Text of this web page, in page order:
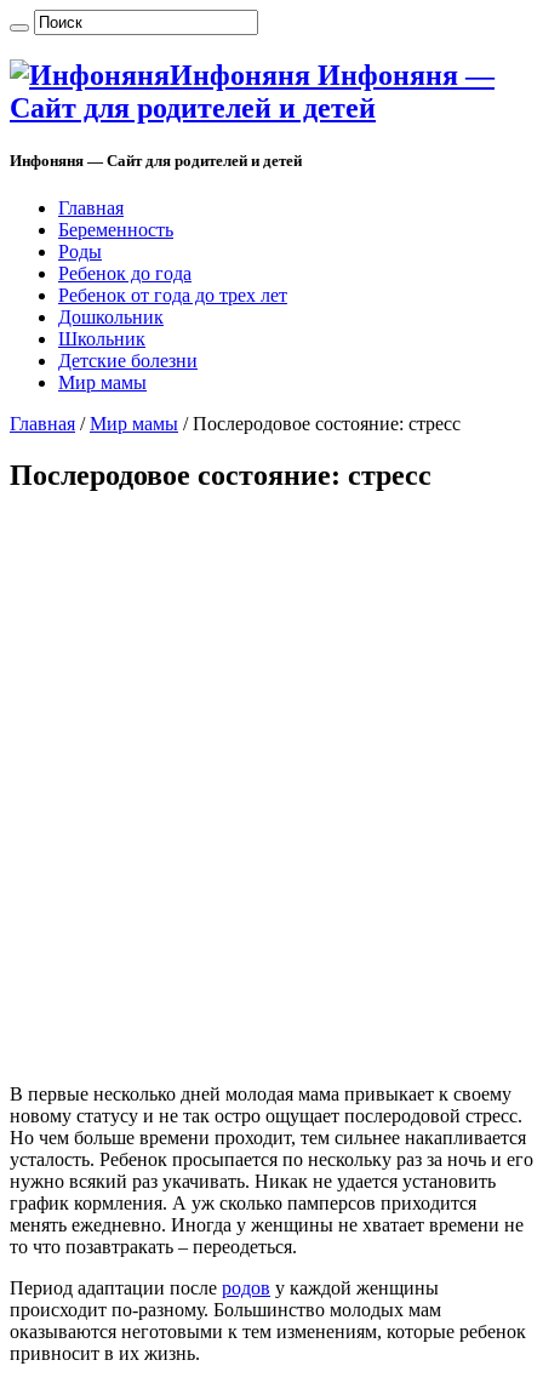
Инфоняня Инфоняня —
Сайт для родителей и детей
Инфоняня — Сайт для родителей и детей
Главная
Беременность
Роды
Ребенок до года
Ребенок от года до трех лет
Дошкольник
Школьник
Детские болезни
Мир мамы
Главная / Мир мамы / Послеродовое состояние: стресс
Послеродовое состояние: стресс
В первые несколько дней молодая мама привыкает к своему
новому статусу и не так остро ощущает послеродовой стресс.
Но чем больше времени проходит, тем сильнее накапливается
усталость. Ребенок просыпается по нескольку раз за ночь и его
нужно всякий раз укачивать. Никак не удается установить
график кормления. А уж сколько памперсов приходится
менять ежедневно. Иногда у женщины не хватает времени не
то что позавтракать – переодеться.
Период адаптации после родов у каждой женщины
происходит по-разному. Большинство молодых мам
оказываются неготовыми к тем изменениям, которые ребенок
привносит в их жизнь.